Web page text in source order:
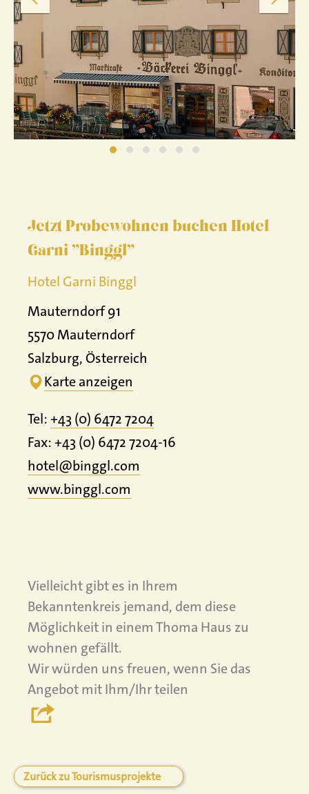
Jetzt Probewohnen buchen Hotel
Garni "Binggl"
Hotel Garni Binggl
Mauterndorf 91
5570 Mauterndorf
Salzburg, Österreich
Karte anzeigen
Tel:+43 (0) 6472 7204
Fax: +43 (0) 6472 7204-16
hotel@binggl.com
www.binggl.com
Vielleicht gibt es in Ihrem
Bekanntenkreis jemand, dem diese
Möglichkeit in einem Thoma Haus zu
wohnen gefällt.
Wir würden uns freuen, wenn Sie das
Angebot mit Ihm/Ihr teilen
Zurück zu Tourismusprojekte